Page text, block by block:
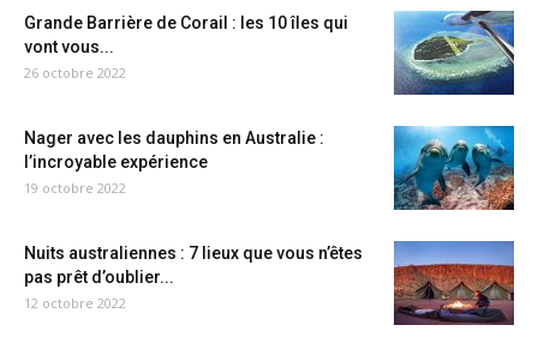
Grande Barrière de Corail : les 10 îles qui
vont vous...
26 octobre 2022
Nager avec les dauphins en Australie :
l’incroyable expérience
19 octobre 2022
Nuits australiennes : 7 lieux que vous n’êtes
pas prêt d’oublier...
12 octobre 2022